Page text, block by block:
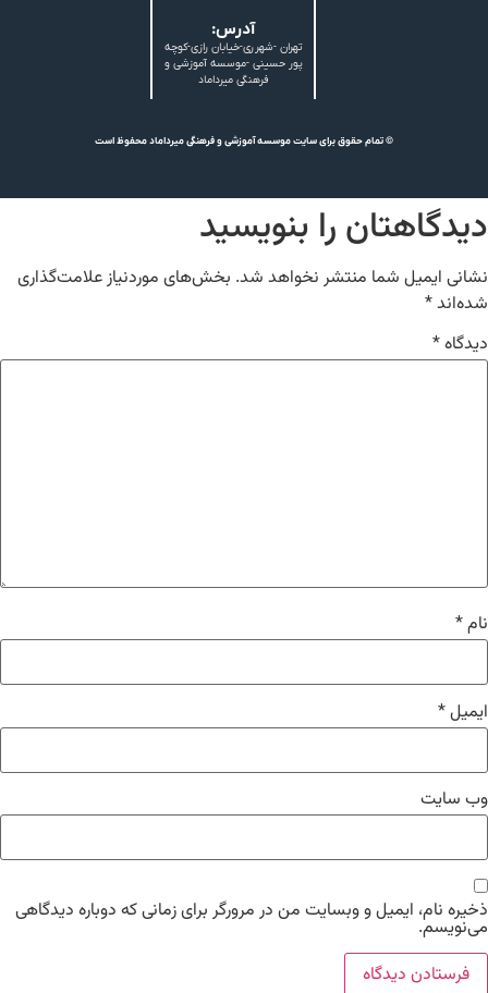
آدرس:
تهران -شهرری-خیابان رازی-کوچه
پور حسینی -موسسه آموزشی و
فرهنگی میرداماد
© تمام حقوق برای سایت موسسه آموزشی و فرهنگی میرداماد محفوظ است
دیدگاهتان را بنویسید
نشانی ایمیل شما منتشر نخواهد شد. بخش‌های موردنیاز علامت‌گذاری
شده‌اند*
دیدگاه*
نام*
ایمیل*
وب‌ سایت
ذخیره نام، ایمیل و وبسایت من در مرورگر برای زمانی که دوباره دیدگاهی
می‌نویسم.